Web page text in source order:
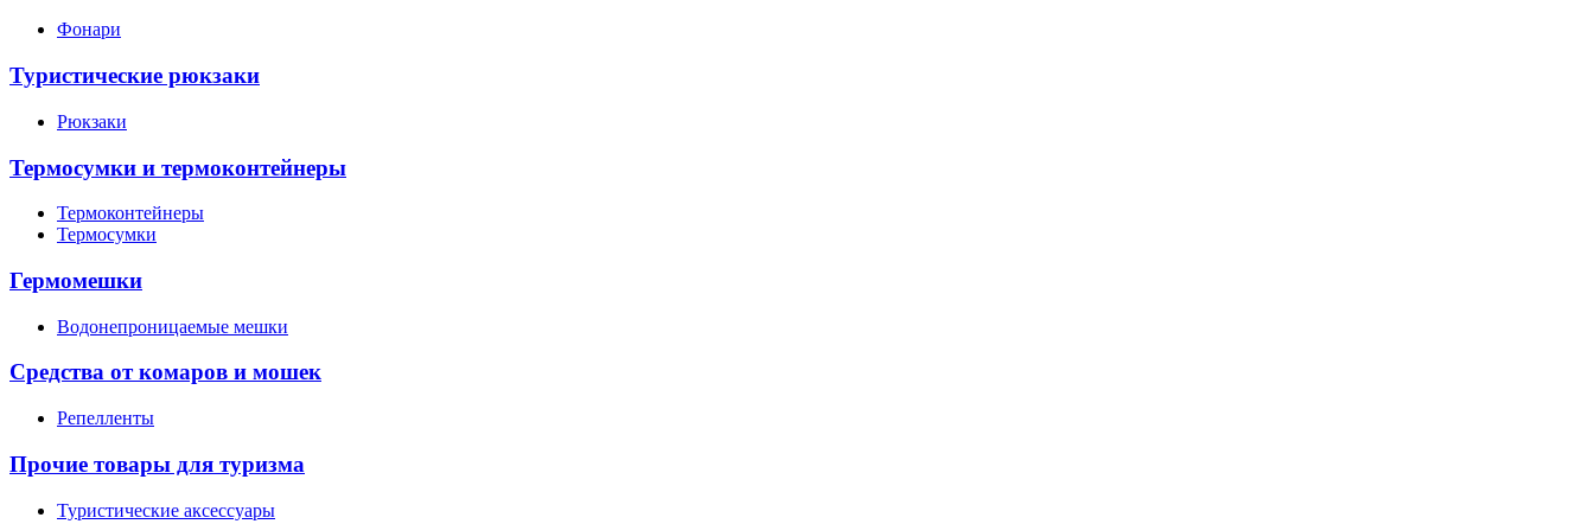
Фонари
Туристические рюкзаки
Рюкзаки
Термосумки и термоконтейнеры
Термоконтейнеры
Термосумки
Гермомешки
Водонепроницаемые мешки
Средства от комаров и мошек
Репелленты
Прочие товары для туризма
Туристические аксессуары